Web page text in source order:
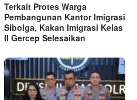
Terkait Protes Warga
Pembangunan Kantor Imigrasi
Sibolga, Kakan Imigrasi Kelas
II Gercep Selesaikan